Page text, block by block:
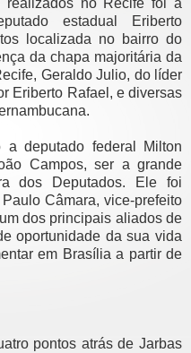
realizados no Recife foi a
estadual Eriberto
localizada no bairro do
da chapa majoritária da
Geraldo Julio, do líder
Eriberto Rafael, e diversas
deputado federal Milton
Campos, ser a grande
dos Deputados. Ele foi
Câmara, vice-prefeito
dos principais aliados de
oportunidade da sua vida
em Brasília a partir de
pontos atrás de Jarbas